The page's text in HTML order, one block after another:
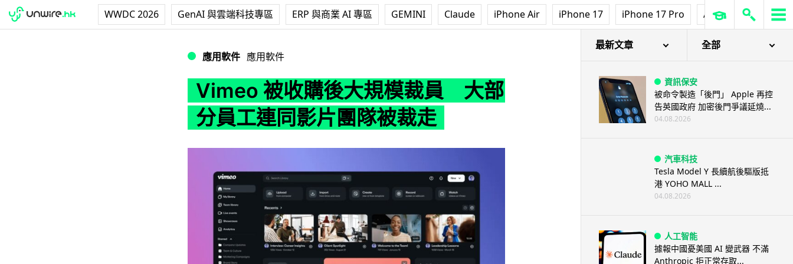
WWDC 2026 GenAI 與雲端科技專區 ERP 與商業 AI 專區 GEMINI Claude iPhone Air iPhone 17 iPhone 17 Pro AirPods Pro 3
應用軟件 應用軟件
Vimeo 被收購後大規模裁員 大部
分員工連同影片團隊被裁走
最新文章 全部
資訊保安
被命令製造「後門」 Apple 再控
告英國政府 加密後門爭議延燒...
04.08.2026
汽車科技
Tesla Model Y 長續航後驅版抵
港 YOHO MALL ...
04.08.2026
人工智能
據報中國憂美國 AI 變武器 不滿
Anthropic 拒正常存取...